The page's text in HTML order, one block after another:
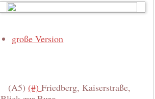
große Version
(A5) (#)Friedberg, Kaiserstraße,